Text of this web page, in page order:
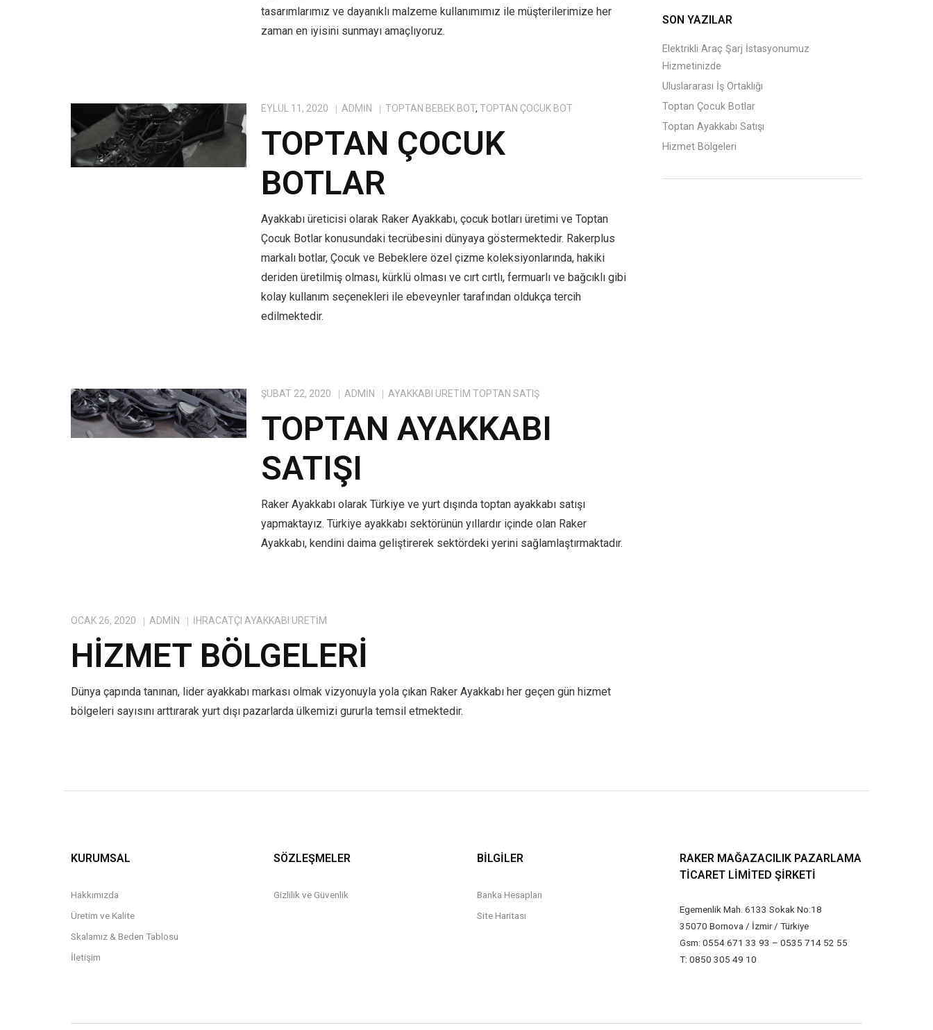
tasarımlarımız ve dayanıklı malzeme kullanımımız ile müşterilerimize her
zaman en iyisini sunmayı amaçlıyoruz.
EYLÜL 11, 2020 ADMIN TOPTAN BEBEK BOT,TOPTAN ÇOCUK BOT
TOPTAN ÇOCUK
BOTLAR
Ayakkabı üreticisi olarak Raker Ayakkabı, çocuk botları üretimi ve Toptan
Çocuk Botlar konusundaki tecrübesini dünyaya göstermektedir. Rakerplus
markalı botlar, Çocuk ve Bebeklere özel çizme koleksiyonlarında, hakiki
deriden üretilmiş olması, kürklü olması ve cırt cırtlı, fermuarlı ve bağcıklı gibi
kolay kullanım seçenekleri ile ebeveynler tarafından oldukça tercih
edilmektedir.
ŞUBAT 22, 2020 ADMIN AYAKKABI ÜRETIM TOPTAN SATIŞ
TOPTAN AYAKKABI
SATIŞI
Raker Ayakkabı olarak Türkiye ve yurt dışında toptan ayakkabı satışı
yapmaktayız. Türkiye ayakkabı sektörünün yıllardır içinde olan Raker
Ayakkabı, kendini daima geliştirerek sektördeki yerini sağlamlaştırmaktadır.
OCAK 26, 2020 ADMIN IHRACATÇI AYAKKABI ÜRETIM
HIZMET BÖLGELERI
Dünya çapında tanınan, lider ayakkabı markası olmak vizyonuyla yola çıkan Raker Ayakkabı her geçen gün hizmet
bölgeleri sayısını arttırarak yurt dışı pazarlarda ülkemizi gururla temsil etmektedir.
SON YAZILAR
Elektrikli Araç Şarj İstasyonumuz
Hizmetinizde
Uluslararası İş Ortaklığı
Toptan Çocuk Botlar
Toptan Ayakkabı Satışı
Hizmet Bölgeleri
KURUMSAL
Hakkımızda
Üretim ve Kalite
Skalamız & Beden Tablosu
İletişim
SÖZLEŞMELER
Gizlilik ve Güvenlik
BİLGİLER
Banka Hesapları
Site Haritası
RAKER MAĞAZACILIK PAZARLAMA
TICARET LIMITED ŞIRKETI
Egemenlik Mah. 6133 Sokak No:18
35070 Bornova / İzmir / Türkiye
Gsm: 0554 671 33 93 – 0535 714 52 55
T: 0850 305 49 10